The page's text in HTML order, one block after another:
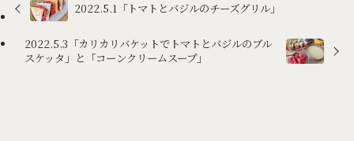
2022.5.1「トマトとバジルのチーズグリル」
2022.5.3「カリカリバケットでトマトとバジルのブル
スケッタ」と「コーンクリームスープ」